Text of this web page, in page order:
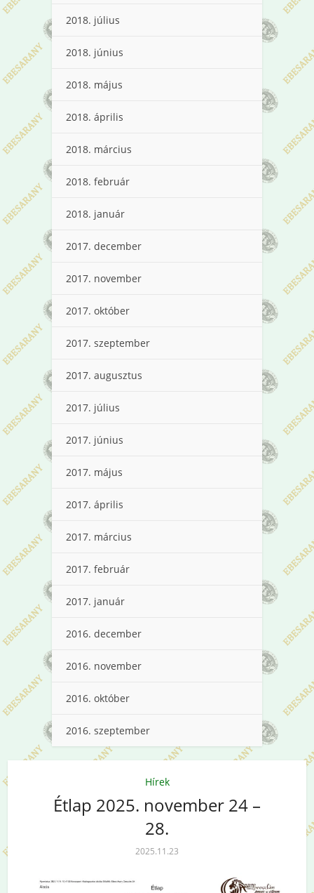
2018. július
2018. június
2018. május
2018. április
2018. március
2018. február
2018. január
2017. december
2017. november
2017. október
2017. szeptember
2017. augusztus
2017. július
2017. június
2017. május
2017. április
2017. március
2017. február
2017. január
2016. december
2016. november
2016. október
2016. szeptember
Hírek
Étlap 2025. november 24 –
28.
2025.11.23